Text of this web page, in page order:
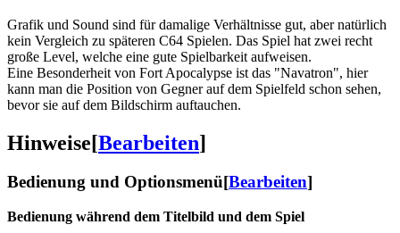
Grafik und Sound sind für damalige Verhältnisse gut, aber natürlich
kein Vergleich zu späteren C64 Spielen. Das Spiel hat zwei recht
große Level, welche eine gute Spielbarkeit aufweisen.
Eine Besonderheit von Fort Apocalypse ist das "Navatron", hier
kann man die Position von Gegner auf dem Spielfeld schon sehen,
bevor sie auf dem Bildschirm auftauchen.
Hinweise[Bearbeiten]
Bedienung und Optionsmenü[Bearbeiten]
Bedienung während dem Titelbild und dem Spiel